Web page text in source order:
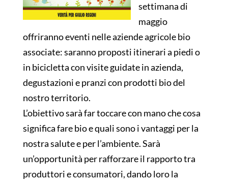
settimana di
maggio
offriranno eventi nelle aziende agricole bio
associate: saranno proposti itinerari a piedi o
in bicicletta con visite guidate in azienda,
degustazioni e pranzi con prodotti bio del
nostro territorio.
L’obiettivo sarà far toccare con mano che cosa
significa fare bio e quali sono i vantaggi per la
nostra salute e per l’ambiente. Sarà
un’opportunità per rafforzare il rapporto tra
produttori e consumatori, dando loro la